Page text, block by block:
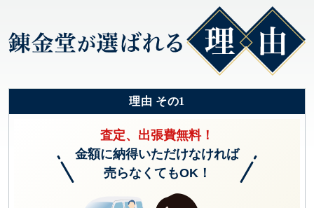
理由 その1
査定、出張費無料！
金額に納得いただけなければ
売らなくてもOK！